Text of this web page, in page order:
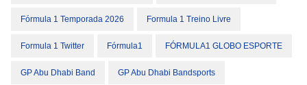
Fórmula 1 Temporada 2026 Formula 1 Treino Livre
Formula 1 Twitter Fórmula1 FÓRMULA1 GLOBO ESPORTE
GP Abu Dhabi Band GP Abu Dhabi Bandsports